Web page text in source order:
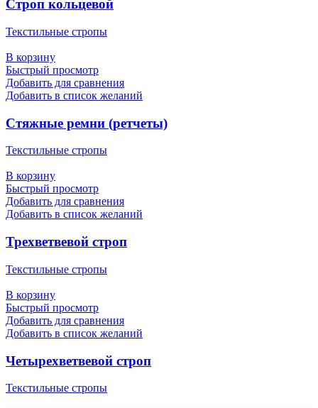
Строп кольцевой
Текстильные стропы
В корзину
Быстрый просмотр
Добавить для сравнения
Добавить в список желаний
Стяжные ремни (ретчеты)
Текстильные стропы
В корзину
Быстрый просмотр
Добавить для сравнения
Добавить в список желаний
Трехветвевой строп
Текстильные стропы
В корзину
Быстрый просмотр
Добавить для сравнения
Добавить в список желаний
Четырехветвевой строп
Текстильные стропы